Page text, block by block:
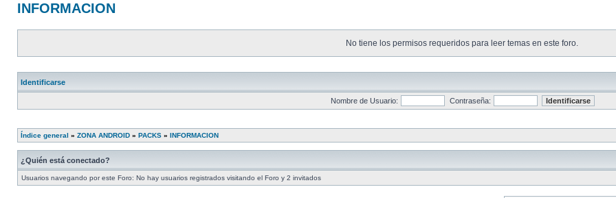
INFORMACION
No tiene los permisos requeridos para leer temas en este foro.
Identificarse
Nombre de Usuario: Contraseña:
Índice general » ZONA ANDROID » PACKS » INFORMACION
¿Quién está conectado?
Usuarios navegando por este Foro: No hay usuarios registrados visitando el Foro y 2 invitados